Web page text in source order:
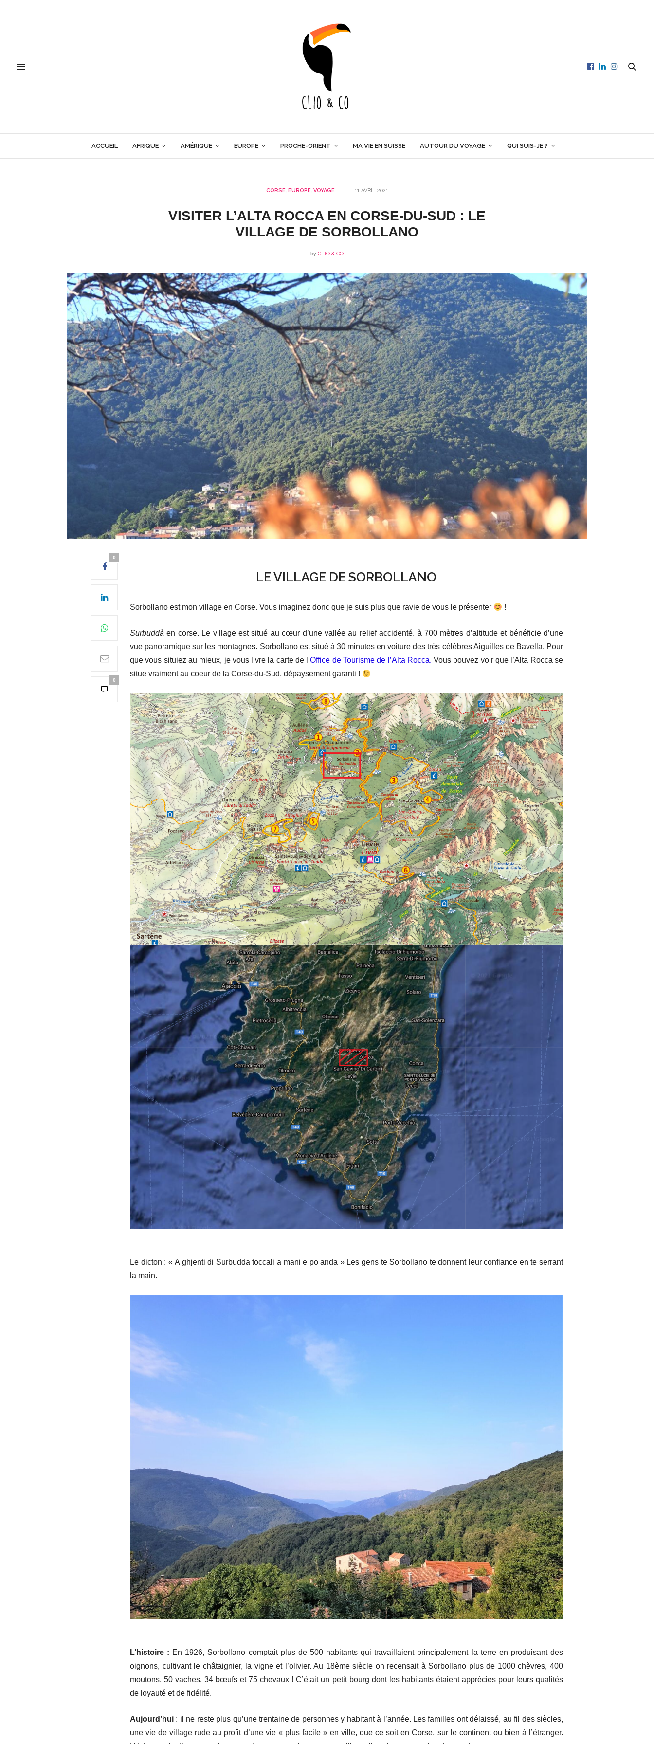
ACCUEIL AFRIQUE AMÉRIQUE EUROPE PROCHE-ORIENT MA VIE EN SUISSE AUTOUR DU VOYAGE QUI SUIS-JE ?
CORSE EUROPE VOYAGE 11 AVRIL 2021
VISITER L’ALTA ROCCA EN CORSE-DU-SUD : LE
VILLAGE DE SORBOLLANO
by CLIO & CO
0
0
LE VILLAGE DE SORBOLLANO
Sorbollano est mon village en Corse. Vous imaginez donc que je suis plus que ravie de vous le présenter !
Surbuddà en corse. Le village est situé au cœur d’une vallée au relief accidenté, à 700 mètres d’altitude et bénéficie d’une
vue panoramique sur les montagnes. Sorbollano est situé à 30 minutes en voiture des très célèbres Aiguilles de Bavella. Pour
que vous situiez au mieux, je vous livre la carte de l ‘Office de Tourisme de l’Alta Rocca. Vous pouvez voir que l’Alta Rocca se
situe vraiment au coeur de la Corse-du-Sud, dépaysement garanti !
Le dicton : « A ghjenti di Surbudda toccali a mani e po anda » Les gens te Sorbollano te donnent leur confiance en te serrant
la main.
L’histoire : En 1926, Sorbollano comptait plus de 500 habitants qui travaillaient principalement la terre en produisant des
oignons, cultivant le châtaignier, la vigne et l’olivier. Au 18ème siècle on recensait à Sorbollano plus de 1000 chèvres, 400
moutons, 50 vaches, 34 bœufs et 75 chevaux ! C’était un petit bourg dont les habitants étaient appréciés pour leurs qualités
de loyauté et de fidélité.
Aujourd’hui : il ne reste plus qu’une trentaine de personnes y habitant à l’année. Les familles ont délaissé, au fil des siècles,
une vie de village rude au profit d’une vie « plus facile » en ville, que ce soit en Corse, sur le continent ou bien à l’étranger.